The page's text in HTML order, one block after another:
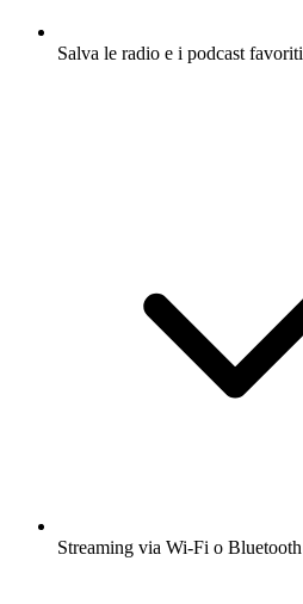
Salva le radio e i podcast favoriti
Streaming via Wi-Fi o Bluetooth